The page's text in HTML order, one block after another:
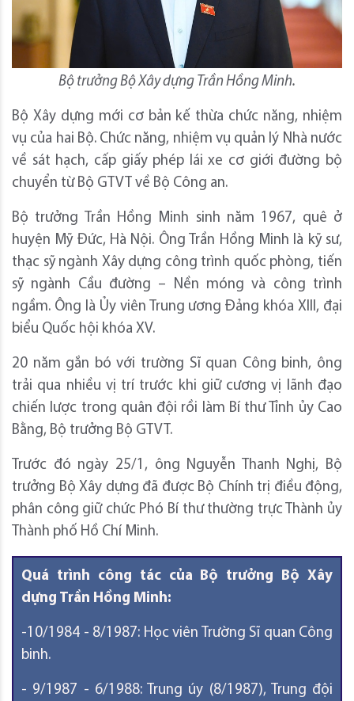
Bộ trưởng Bộ Xây dựng Trần Hồng Minh.
Bộ Xây dựng mới cơ bản kế thừa chức năng, nhiệm
vụ của hai Bộ. Chức năng, nhiệm vụ quản lý Nhà nước
về sát hạch, cấp giấy phép lái xe cơ giới đường bộ
chuyển từ Bộ GTVT về Bộ Công an.
Bộ trưởng Trần Hồng Minh sinh năm 1967, quê ở
huyện Mỹ Đức, Hà Nội. Ông Trần Hồng Minh là kỹ sư,
thạc sỹ ngành Xây dựng công trình quốc phòng, tiến
sỹ ngành Cầu đường – Nền móng và công trình
ngầm. Ông là Ủy viên Trung ương Đảng khóa XIII, đại
biểu Quốc hội khóa XV.
20 năm gắn bó với trường Sĩ quan Công binh, ông
trải qua nhiều vị trí trước khi giữ cương vị lãnh đạo
chiến lược trong quân đội rồi làm Bí thư Tỉnh ủy Cao
Bằng, Bộ trưởng Bộ GTVT.
Trước đó ngày 25/1, ông Nguyễn Thanh Nghị, Bộ
trưởng Bộ Xây dựng đã được Bộ Chính trị điều động,
phân công giữ chức Phó Bí thư thường trực Thành ủy
Thành phố Hồ Chí Minh.
Quá trình công tác của Bộ trưởng Bộ Xây
dựng Trần Hồng Minh:
-10/1984 - 8/1987: Học viên Trường Sĩ quan Công
binh.
- 9/1987 - 6/1988: Trung úy (8/1987), Trung đội